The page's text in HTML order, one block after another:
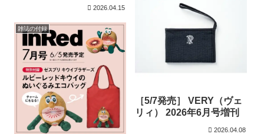
2026.04.15
［5/7発売］ VERY（ヴェ
リィ） 2026年6月号増刊
2026.04.08
雑誌の付録